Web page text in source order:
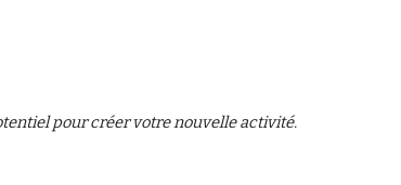
pour créer votre nouvelle activité.